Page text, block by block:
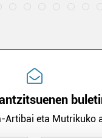
Artibai eta Mutrikuko